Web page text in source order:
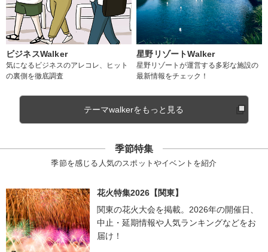
ビジネスWalker
気になるビジネスのアレコレ、ヒット
の裏側を徹底調査
星野リゾートWalker
星野リゾートが運営する多彩な施設の
最新情報をチェック！
テーマwalkerをもっと見る
季節特集
季節を感じる人気のスポットやイベントを紹介
花火特集2026【関東】
関東の花火大会を掲載。2026年の開催日、
中止・延期情報や人気ランキングなどをお
届け！